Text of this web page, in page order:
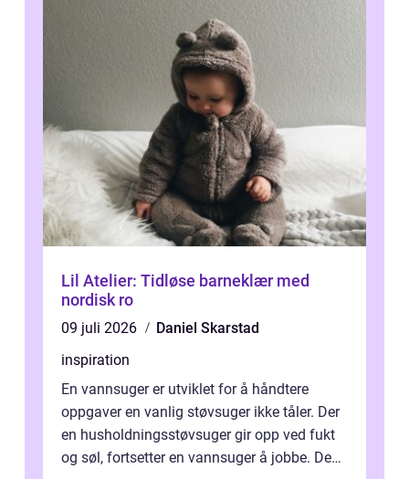
Lil Atelier: Tidløse barneklær med
nordisk ro
09 juli 2026
Daniel Skarstad
inspiration
En vannsuger er utviklet for å håndtere
oppgaver en vanlig støvsuger ikke tåler. Der
en husholdningsstøvsuger gir opp ved fukt
og søl, fortsetter en vannsuger å jobbe. Den